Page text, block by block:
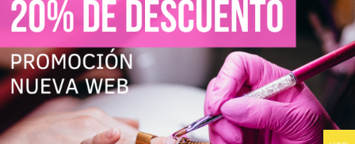
No someter a la plataforma a cargas de trabajo orientadas
a la desestabilización de la misma, encontrándose entre
éstas, ataques de denegación de servicio (DDoS) o
situaciones semejantes. En caso de detectarse este tipo
de situaciones, el nivel de servicio acordado, no será de
aplicación, siendo considerada una situación de
emergencia, no asumiendo por tanto Laura Toro Díaz